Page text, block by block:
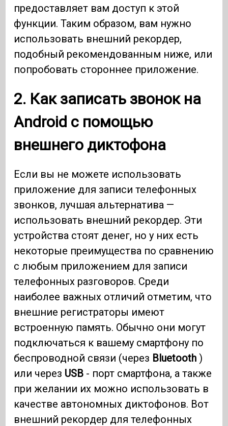
предоставляет вам доступ к этой
функции. Таким образом, вам нужно
использовать внешний рекордер,
подобный рекомендованным ниже, или
попробовать стороннее приложение.
2. Как записать звонок на
Android с помощью
внешнего диктофона
Если вы не можете использовать
приложение для записи телефонных
звонков, лучшая альтернатива —
использовать внешний рекордер. Эти
устройства стоят денег, но у них есть
некоторые преимущества по сравнению
с любым приложением для записи
телефонных разговоров. Среди
наиболее важных отличий отметим, что
внешние регистраторы имеют
встроенную память. Обычно они могут
подключаться к вашему смартфону по
беспроводной связи (через Bluetooth )
или через USB - порт смартфона, а также
при желании их можно использовать в
качестве автономных диктофонов. Вот
внешний рекордер для телефонных